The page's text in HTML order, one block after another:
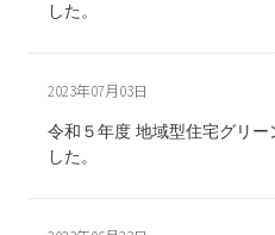
した。
2023年07月03日
令和５年度 地域型住宅グリ
した。